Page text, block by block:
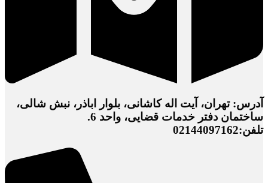
آدرس: تهران، آیت اله کاشانی، بلوار اباذر، نبش شالی،
ساختمان دفتر خدمات قضایی، واحد 6.
تلفن:02144097162